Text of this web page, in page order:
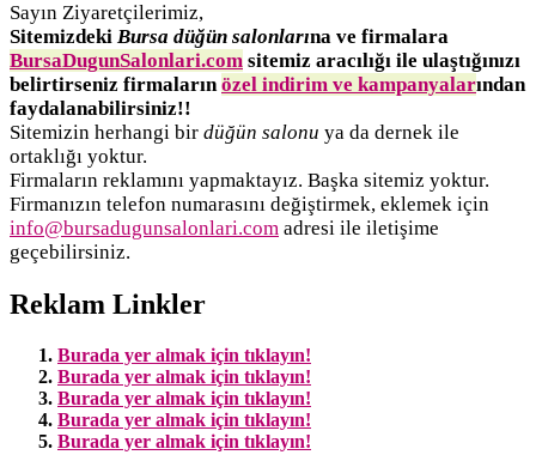
Sayın Ziyaretçilerimiz,
Sitemizdeki Bursa düğün salonlarına ve firmalara
BursaDugunSalonlari.com sitemiz aracılığı ile ulaştığınızı
belirtirseniz firmalarınözel indirim ve kampanyalarından
faydalanabilirsiniz!!
Sitemizin herhangi bir düğün salonu ya da dernek ile
ortaklığı yoktur.
Firmaların reklamını yapmaktayız. Başka sitemiz yoktur.
Firmanızın telefon numarasını değiştirmek, eklemek için
info@bursadugunsalonlari.com adresi ile iletişime
geçebilirsiniz.
Reklam Linkler
Burada yer almak için tıklayın!
Burada yer almak için tıklayın!
Burada yer almak için tıklayın!
Burada yer almak için tıklayın!
Burada yer almak için tıklayın!